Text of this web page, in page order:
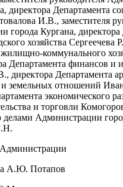
директора Департамента
И.В., заместителя
города Кургана, директора
хозяйства Сергеечева Р
коммунального
Департамента финансов и
директора Департамента
и земельных отношений
экономического
и торговли
делами Администрации
А.Ю. Потапов